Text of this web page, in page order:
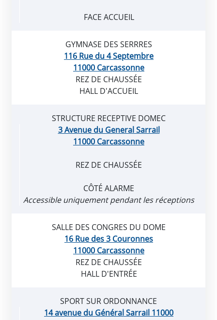
FACE ACCUEIL
GYMNASE DES SERRRES
116 Rue du 4 Septembre
11000 Carcassonne
REZ DE CHAUSSÉE
HALL D'ACCUEIL
STRUCTURE RECEPTIVE DOMEC
3 Avenue du General Sarrail
11000 Carcassonne
REZ DE CHAUSSÉE
CÔTÉ ALARME
Accessible uniquement pendant les réceptions
SALLE DES CONGRES DU DOME
16 Rue des 3 Couronnes
11000 Carcassonne
REZ DE CHAUSSÉE
HALL D'ENTRÉE
SPORT SUR ORDONNANCE
14 avenue du Général Sarrail 11000